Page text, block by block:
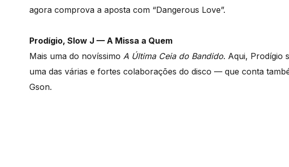
agora comprova a aposta com “Dangerous Love”.
Prodígio, Slow J — A Missa a Quem
Mais uma do novíssimo A Última Ceia do Bandido. Aqui, Prodígio
uma das várias e fortes colaborações do disco — que conta
Gson.